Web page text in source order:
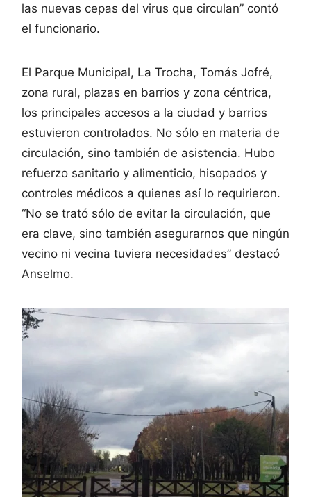
las nuevas cepas del virus que circulan” contó
el funcionario.
El Parque Municipal, La Trocha, Tomás Jofré,
zona rural, plazas en barrios y zona céntrica,
los principales accesos a la ciudad y barrios
estuvieron controlados. No sólo en materia de
circulación, sino también de asistencia. Hubo
refuerzo sanitario y alimenticio, hisopados y
controles médicos a quienes así lo requirieron.
“No se trató sólo de evitar la circulación, que
era clave, sino también asegurarnos que ningún
vecino ni vecina tuviera necesidades” destacó
Anselmo.